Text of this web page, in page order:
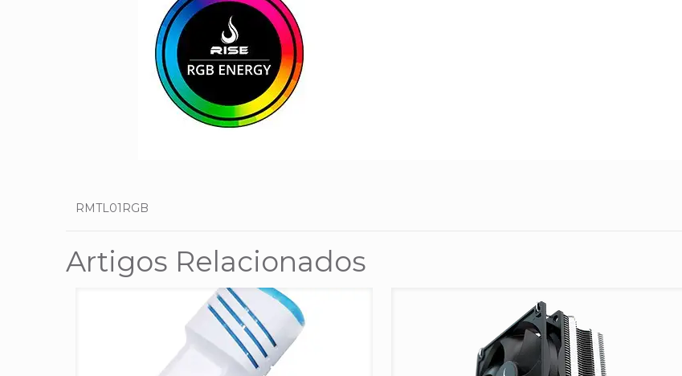
RMTL01RGB
Artigos Relacionados